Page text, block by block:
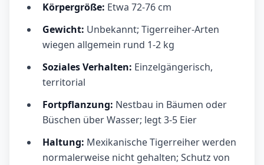
Körpergröße: Etwa 72-76 cm
Gewicht: Unbekannt; Tigerreiher-Arten
wiegen allgemein rund 1-2 kg
Soziales Verhalten: Einzelgängerisch,
territorial
Fortpflanzung: Nestbau in Bäumen oder
Büschen über Wasser; legt 3-5 Eier
Haltung: Mexikanische Tigerreiher werden
normalerweise nicht gehalten; Schutz von